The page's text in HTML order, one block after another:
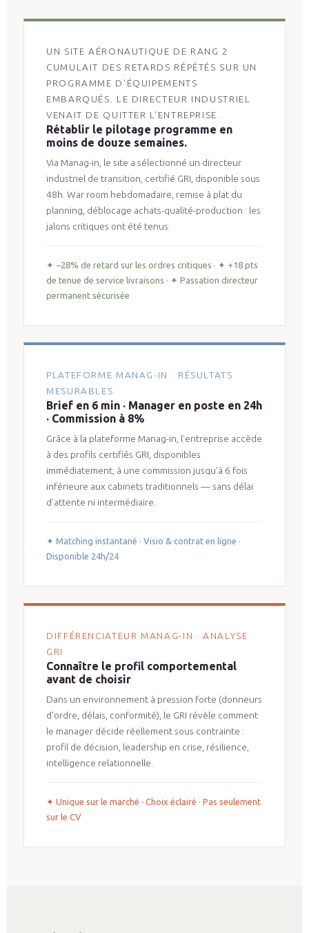
UN SITE AÉRONAUTIQUE DE RANG 2
CUMULAIT DES RETARDS RÉPÉTÉS SUR UN
PROGRAMME D'ÉQUIPEMENTS
EMBARQUÉS. LE DIRECTEUR INDUSTRIEL
VENAIT DE QUITTER L'ENTREPRISE.
Rétablir le pilotage programme en
moins de douze semaines.
Via Manag-in, le site a sélectionné un directeur
industriel de transition, certifié GRI, disponible sous
48h. War room hebdomadaire, remise à plat du
planning, déblocage achats-qualité-production : les
jalons critiques ont été tenus.
✦ −28% de retard sur les ordres critiques · ✦ +18 pts
de tenue de service livraisons · ✦ Passation directeur
permanent sécurisée
PLATEFORME MANAG-IN · RÉSULTATS
MESURABLES
Brief en 6 min · Manager en poste en 24h
· Commission à 8%
Grâce à la plateforme Manag-in, l'entreprise accède
à des profils certifiés GRI, disponibles
immédiatement, à une commission jusqu'à 6 fois
inférieure aux cabinets traditionnels — sans délai
d'attente ni intermédiaire.
✦ Matching instantané · Visio & contrat en ligne ·
Disponible 24h/24
DIFFÉRENCIATEUR MANAG-IN · ANALYSE
GRI
Connaître le profil comportemental
avant de choisir
Dans un environnement à pression forte (donneurs
d'ordre, délais, conformité), le GRI révèle comment
le manager décide réellement sous contrainte :
profil de décision, leadership en crise, résilience,
intelligence relationnelle.
✦ Unique sur le marché · Choix éclairé · Pas seulement
sur le CV